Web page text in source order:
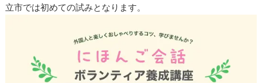
立市では初めての試みとなります。